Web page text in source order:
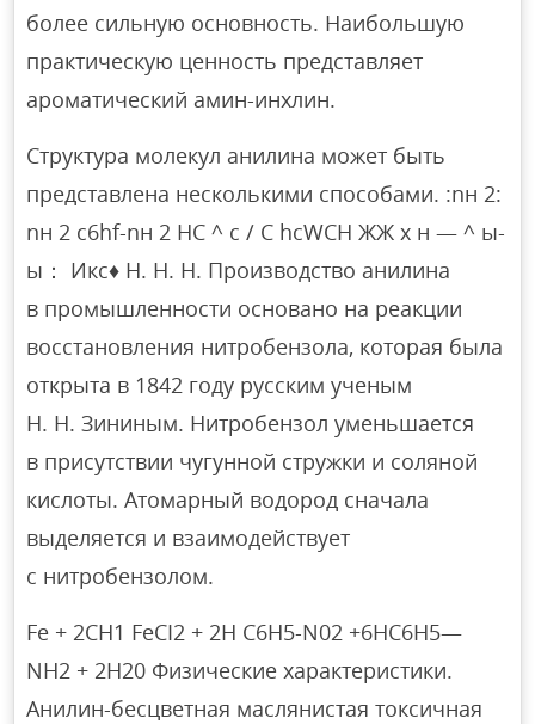
более сильную основность. Наибольшую
практическую ценность представляет
ароматический амин-инхлин.
Структура молекул анилина может быть
представлена несколькими способами. :nн 2:
nн 2 c6hf-nн 2 НС ^ с / C hcWCH ЖЖ х н — ^ ы-
ы： Икс♦ Н. Н. Н. Производство анилина
в промышленности основано на реакции
восстановления нитробензола, которая была
открыта в 1842 году русским ученым
Н. Н. Зининым. Нитробензол уменьшается
в присутствии чугунной стружки и соляной
кислоты. Атомарный водород сначала
выделяется и взаимодействует
с нитробензолом.
Fe + 2CH1 FeCI2 + 2H С6Н5-N02 +6НС6Н5—
NH2 + 2Н20 Физические характеристики.
Анилин-бесцветная маслянистая токсичная